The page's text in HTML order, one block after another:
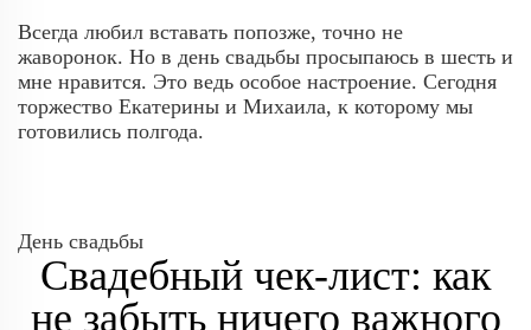
Всегда любил вставать попозже, точно не
жаворонок. Но в день свадьбы просыпаюсь в шесть и
мне нравится. Это ведь особое настроение. Сегодня
торжество Екатерины и Михаила, к которому мы
готовились полгода.
День свадьбы
Свадебный чек-лист: как
не забыть ничего важного